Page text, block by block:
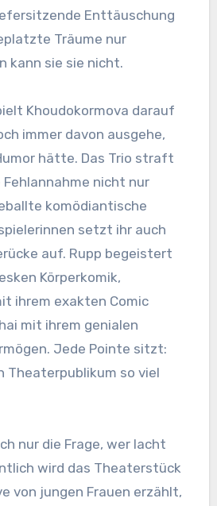
Enttäuschung
Träume nur
kann sie sie nicht.
Khoudokormova darauf
immer davon ausgehe,
hätte. Das Trio straft
nicht nur
komödiantische
setzt ihr auch
auf. Rupp begeistert
Körperkomik,
ihrem exakten Comic
mit ihrem genialen
Jede Pointe sitzt:
Theaterpublikum so viel
nur die Frage, wer lacht
wird das Theaterstück
von jungen Frauen erzählt,